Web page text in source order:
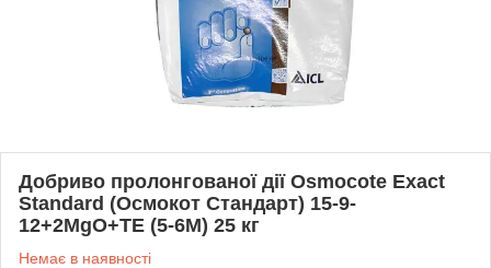
Добриво пролонгованої дії Osmocote Exact
Standard (Осмокот Стандарт) 15-9-
12+2MgO+TE (5-6M) 25 кг
Немає в наявності